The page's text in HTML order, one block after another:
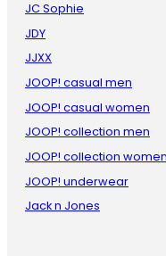
JC Sophie
JDY
JJXX
JOOP! casual men
JOOP! casual women
JOOP! collection men
JOOP! collection women
JOOP! underwear
Jack n Jones